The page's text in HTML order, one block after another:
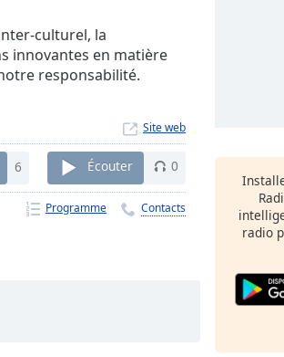
culturel, la
innovantes en matière
responsabilité.
Site web
6 Écouter 0
Programme Contacts
radio